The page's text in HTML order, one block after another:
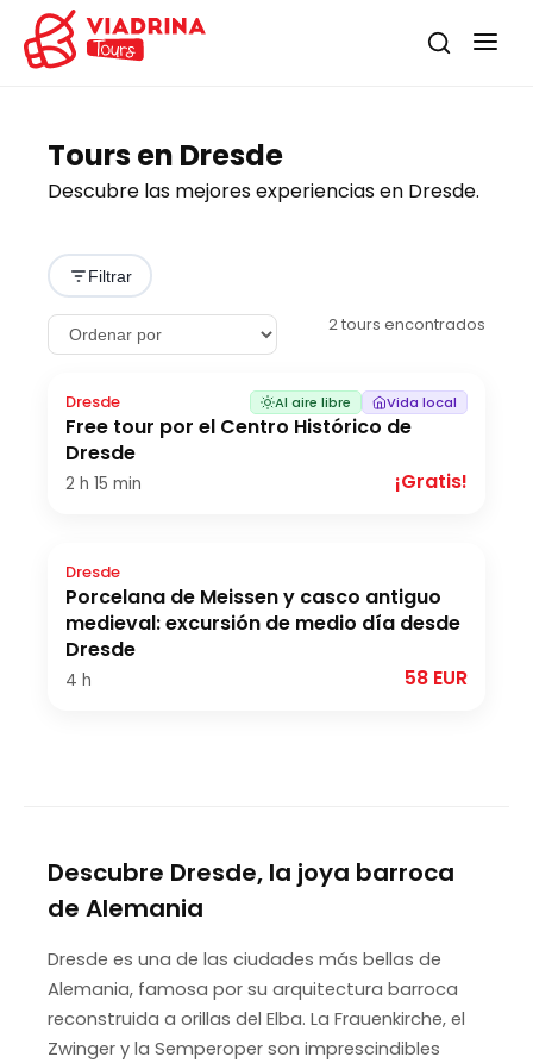
Tours en Dresde
Descubre las mejores experiencias en Dresde.
Filtrar
2tours encontrados
Dresde Al aire libre Vida local
Free tour por el Centro Histórico de
Dresde
2 h 15 min ¡Gratis!
Dresde
Porcelana de Meissen y casco antiguo
medieval: excursión de medio día desde
Dresde
4 h 58 EUR
Descubre Dresde, la joya barroca
de Alemania
Dresde es una de las ciudades más bellas de
Alemania, famosa por su arquitectura barroca
reconstruida a orillas del Elba. La Frauenkirche, el
Zwinger y la Semperoper son imprescindibles